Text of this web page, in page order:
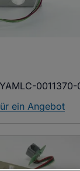
YAMLC-0011370-
ein Angebot